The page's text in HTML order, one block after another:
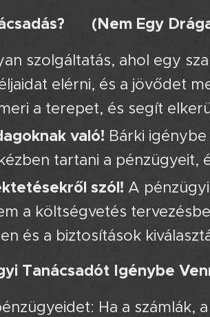
🤔 (Nem Egy
szolgáltatás, ahol egy
elérni, és a jövődet
a terepet, és segít
való! Bárki
tartani a pénzügyeit,
szól! A
a költségvetés
és a biztosítások
Tanácsadót Igénybe
Ha a számlák,